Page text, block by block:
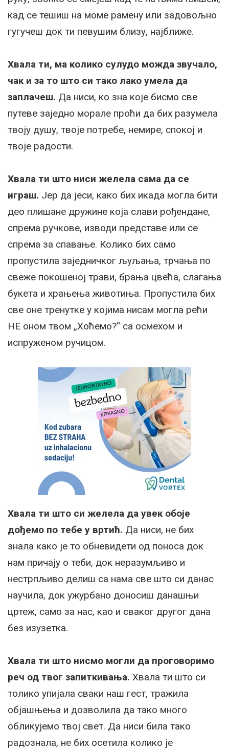
кад се тешиш на моме рамену или задовољно
гугучеш док ти певушим близу, најближе.
Хвала ти, ма колико сулудо можда звучало,
чак и за то што си тако лако умела да
заплачеш. Да ниси, ко зна које бисмо све
путеве заједно морале проћи да бих разумела
твоју душу, твоје потребе, немире, спокој и
твоје радости.
Хвала ти што ниси желела сама да се
играш. Јер да јеси, како бих икада могла бити
део плишане дружине која слави рођендане,
спрема ручкове, изводи представе или се
спрема за спавање. Колико бих само
пропустила заједничког љуљања, трчања по
свеже покошеној трави, брања цвећа, слагања
букета и храњења животиња. Пропустила бих
све оне тренутке у којима нисам могла рећи
НЕ оном твом „Хоћемо?“ са осмехом и
испруженом ручицом.
Хвала ти што си желела да увек обоје
дођемо по тебе у вртић. Да ниси, не бих
знала како је то обневидети од поноса док
нам причају о теби, док неразумљиво и
нестрпљиво делиш са нама све што си данас
научила, док ужурбано доносиш данашњи
цртеж, само за нас, као и сваког другог дана
без изузетка.
Хвала ти што нисмо могли да проговоримо
реч од твог запиткивања. Хвала ти што си
толико упијала сваки наш гест, тражила
објашњења и дозволила да тако много
обликујемо твој свет. Да ниси била тако
радознала, не бих осетила колико је